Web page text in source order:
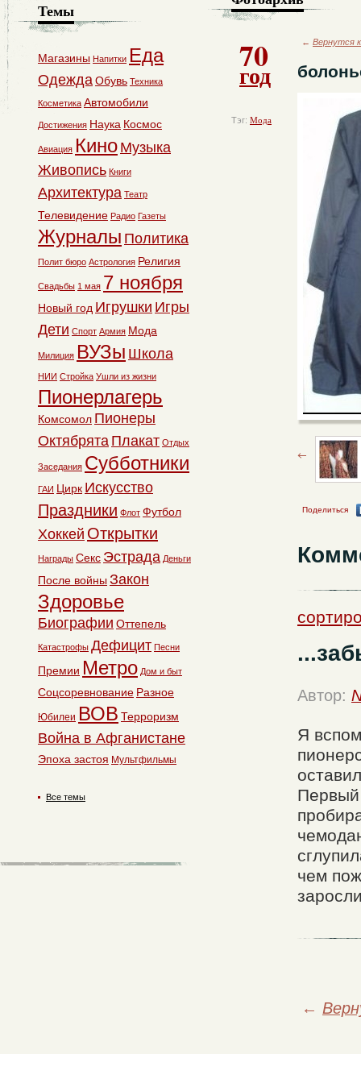
70
год
Тэг: Мода
← Вернутся
Поделиться
Автор:
Я
Первый
чем
←
Темы
Магазины Напитки Еда
ОдеждаОбувь Техника
Косметика Автомобили
Достижения Наука Космос
Авиация Кино Музыка
Живопись Книги
Архитектура Театр
Телевидение Радио Газеты
Журналы Политика
Полит бюро Астрология Религия
Свадьбы 1 мая 7 ноября
Новый год Игрушки Игры
Дети Спорт Армия Мода
Милиция ВУЗы Школа
НИИ Стройка Ушли из жизни
Пионерлагерь
Комсомол Пионеры
Октябрята Плакат Отдых
Заседания Субботники
ГАИ Цирк Искусство
Праздники Флот Футбол
Хоккей Открытки
Награды Секс Эстрада Деньги
После войны Закон
Здоровье
Биографии Оттепель
Катастрофы Дефицит Песни
Премии Метро Дом и быт
Соцсоревнование Разное
Юбилеи ВОВ Терроризм
Война в Афганистане
Эпоха застоя Мультфильмы
Все темы